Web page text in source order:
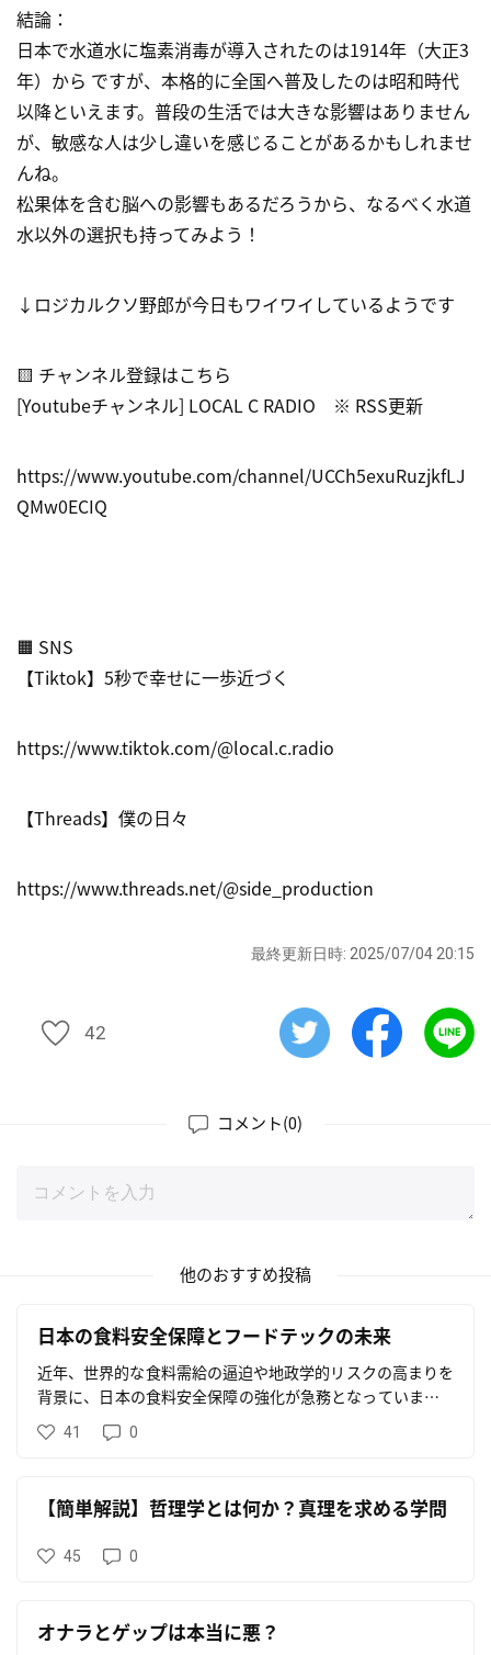
結論：
日本で水道水に塩素消毒が導入されたのは1914年（大正3
年）から ですが、本格的に全国へ普及したのは昭和時代
以降といえます。普段の生活では大きな影響はありません
が、敏感な人は少し違いを感じることがあるかもしれませ
んね。
松果体を含む脳への影響もあるだろうから、なるべく水道
水以外の選択も持ってみよう！
↓ロジカルクソ野郎が今日もワイワイしているようです
🟨 チャンネル登録はこちら
[Youtubeチャンネル] LOCAL C RADIO ※ RSS更新
https://www.youtube.com/channel/UCCh5exuRuzjkfLJ
QMw0ECIQ
🟧 SNS
【Tiktok】5秒で幸せに一歩近づく
https://www.tiktok.com/@local.c.radio
【Threads】僕の日々
https://www.threads.net/@side_production
最終更新日時: 2025/07/04 20:15
42
コメント(0)
他のおすすめ投稿
日本の食料安全保障とフードテックの未来
近年、世界的な食料需給の逼迫や地政学的リスクの高まりを
背景に、日本の食料安全保障の強化が急務となっています。
その対応策として、2024年に「食料供給困難事態対策法」
が公布され、同時に「食料・農業・農村基本法」の改正が行
ます。
41 0
【簡単解説】哲理学とは何か？真理を求める学問
45 0
オナラとゲップは本当に悪？